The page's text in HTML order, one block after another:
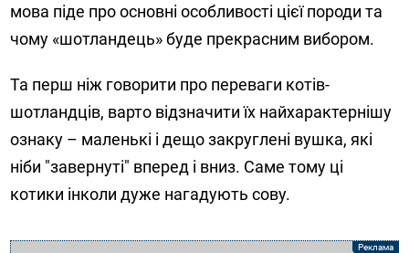
мова піде про основні особливості цієї породи та
чому «шотландець» буде прекрасним вибором.
Та перш ніж говорити про переваги котів-
шотландців, варто відзначити їх найхарактернішу
ознаку – маленькі і дещо закруглені вушка, які
ніби "завернуті" вперед і вниз. Саме тому ці
котики інколи дуже нагадують сову.